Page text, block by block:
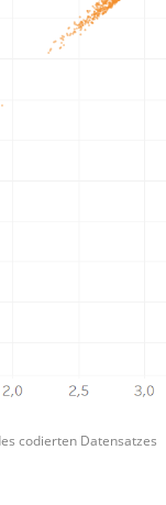
codierten Datensatzes